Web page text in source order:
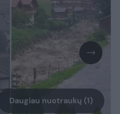
Daugiau nuotraukų (1)